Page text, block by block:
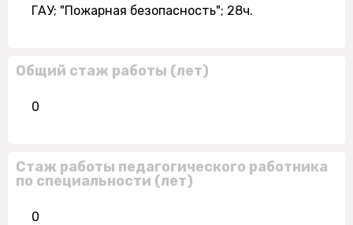
ГАУ; "Пожарная безопасность"; 28ч.
Общий стаж работы (лет)
0
Стаж работы педагогического работника
по специальности (лет)
0